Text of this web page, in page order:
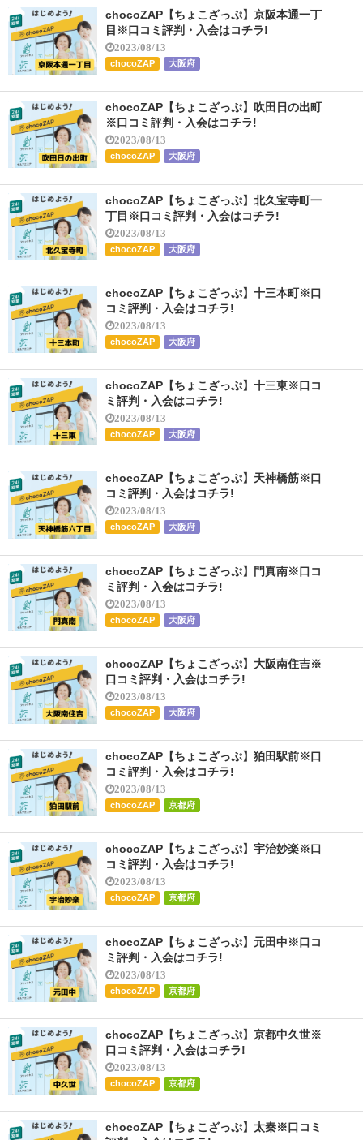
chocoZAP【ちょこざっぷ】京阪本通一丁
目※口コミ評判・入会はコチラ!
2023/08/13
chocoZAP 大阪府
chocoZAP【ちょこざっぷ】吹田日の出町
※口コミ評判・入会はコチラ!
2023/08/13
chocoZAP 大阪府
chocoZAP【ちょこざっぷ】北久宝寺町一
丁目※口コミ評判・入会はコチラ!
2023/08/13
chocoZAP 大阪府
chocoZAP【ちょこざっぷ】十三本町※口
コミ評判・入会はコチラ!
2023/08/13
chocoZAP 大阪府
chocoZAP【ちょこざっぷ】十三東※口コ
ミ評判・入会はコチラ!
2023/08/13
chocoZAP 大阪府
chocoZAP【ちょこざっぷ】天神橋筋※口
コミ評判・入会はコチラ!
2023/08/13
chocoZAP 大阪府
chocoZAP【ちょこざっぷ】門真南※口コ
ミ評判・入会はコチラ!
2023/08/13
chocoZAP 大阪府
chocoZAP【ちょこざっぷ】大阪南住吉※
口コミ評判・入会はコチラ!
2023/08/13
chocoZAP 大阪府
chocoZAP【ちょこざっぷ】狛田駅前※口
コミ評判・入会はコチラ!
2023/08/13
chocoZAP 京都府
chocoZAP【ちょこざっぷ】宇治妙楽※口
コミ評判・入会はコチラ!
2023/08/13
chocoZAP 京都府
chocoZAP【ちょこざっぷ】元田中※口コ
ミ評判・入会はコチラ!
2023/08/13
chocoZAP 京都府
chocoZAP【ちょこざっぷ】京都中久世※
口コミ評判・入会はコチラ!
2023/08/13
chocoZAP 京都府
chocoZAP【ちょこざっぷ】太秦※口コミ